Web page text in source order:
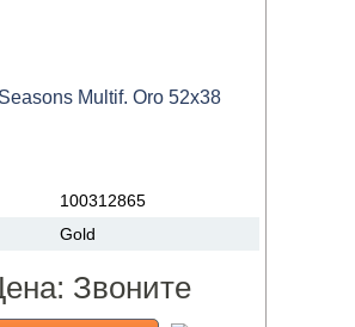
Multif. Oro 52x38
100312865
Gold
Звоните